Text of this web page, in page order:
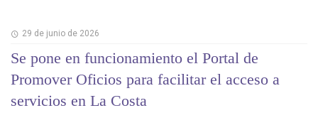
29 de junio de 2026
Se pone en funcionamiento el Portal de
Promover Oficios para facilitar el acceso a
servicios en La Costa